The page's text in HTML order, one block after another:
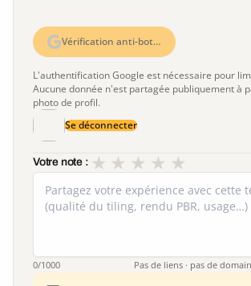
Vérification anti-bot…
L'authentification Google est nécessaire pour
Aucune donnée n'est partagée publiquement à
photo de profil.
Se déconnecter
Votre note : ★
★
★
★
★
0/1000 Pas de liens · pas de